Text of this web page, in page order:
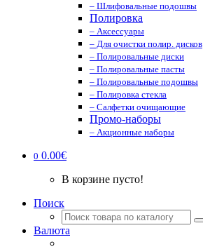
– Шлифовальные подошвы
Полировка
– Аксессуары
– Для очистки полир. дисков
– Полировальные диски
– Полировальные пасты
– Полировальные подошвы
– Полировка стекла
– Салфетки очищающие
Промо-наборы
– Акционные наборы
0 0.00€
В корзине пусто!
Поиск
Валюта